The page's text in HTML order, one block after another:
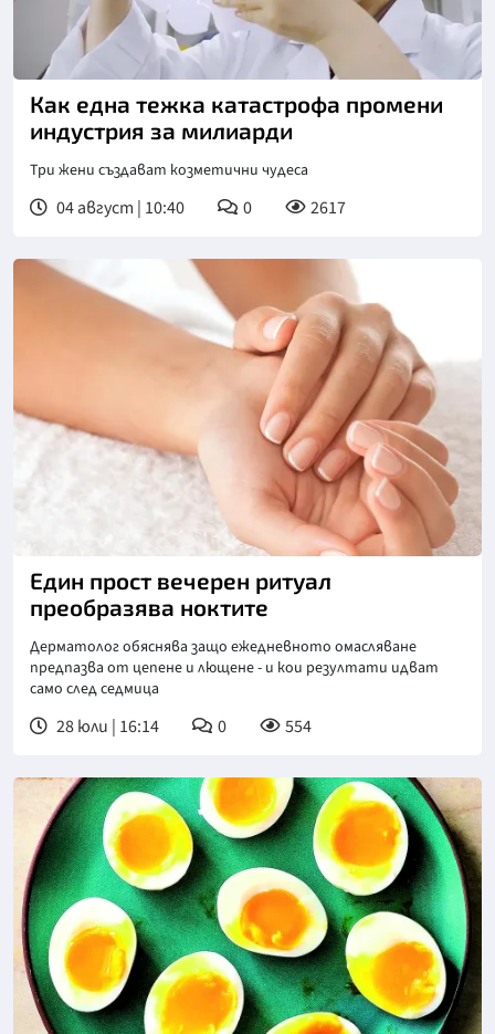
Как една тежка катастрофа промени
индустрия за милиарди
Три жени създават козметични чудеса
04 август | 10:40 0 2617
Един прост вечерен ритуал
преобразява ноктите
Дерматолог обяснява защо ежедневното омасляване
предпазва от цепене и лющене - и кои резултати идват
само след седмица
28 юли | 16:14 0 554